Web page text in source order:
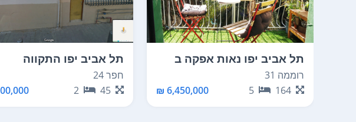
תל אביב יפו נאות אפקה ב
רוממה 31
164
5
6,450,000 ₪
תל אביב יפו התקווה
חפר 24
45
2
₪